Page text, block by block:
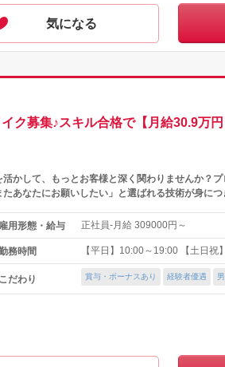
気になる
募集♪スキル合格で【月給30.9万円
活かして、もっとお客様と深く関わりませんか？
あなたにお願いしたい」と選ばれる技術が身に
雇用形態・給与 正社員-月給 309000円～
務時間 【平日】10:00～19:00 【土日
こだわり 賞与・ボーナスあり 経験者優遇